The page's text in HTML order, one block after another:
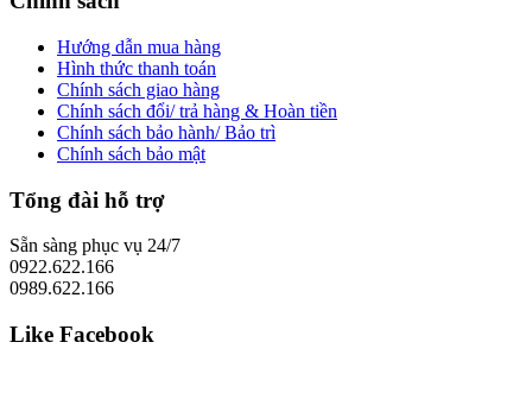
Hướng dẫn mua hàng
Hình thức thanh toán
Chính sách giao hàng
Chính sách đổi/ trả hàng & Hoàn tiền
Chính sách bảo hành/ Bảo trì
Chính sách bảo mật
Tổng đài hỗ trợ
Sẵn sàng phục vụ 24/7
0922.622.166
0989.622.166
Like Facebook